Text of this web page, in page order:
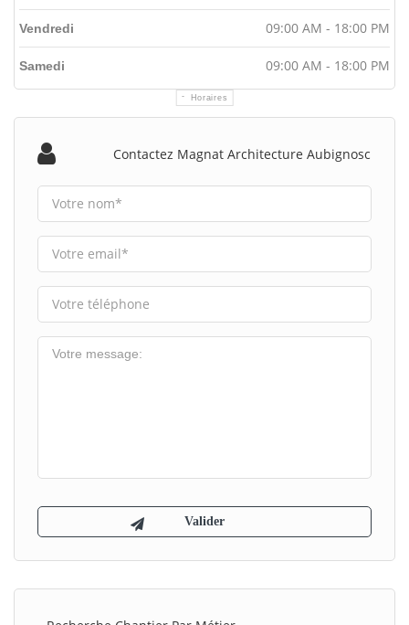
Horaires
Vendredi 09:00 AM - 18:00 PM
Samedi 09:00 AM - 18:00 PM
Contactez Magnat Architecture Aubignosc